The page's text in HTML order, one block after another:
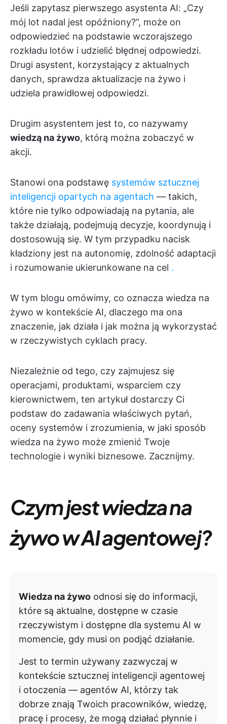
Jeśli zapytasz pierwszego asystenta AI: „Czy
mój lot nadal jest opóźniony?”, może on
odpowiedzieć na podstawie wczorajszego
rozkładu lotów i udzielić błędnej odpowiedzi.
Drugi asystent, korzystający z aktualnych
danych, sprawdza aktualizacje na żywo i
udziela prawidłowej odpowiedzi.
Drugim asystentem jest to, co nazywamy
wiedzą na żywo, którą można zobaczyć w
akcji.
Stanowi ona podstawę systemów sztucznej
inteligencji opartych na agentach — takich,
które nie tylko odpowiadają na pytania, ale
także działają, podejmują decyzje, koordynują i
dostosowują się. W tym przypadku nacisk
kładziony jest na autonomię, zdolność adaptacji
i rozumowanie ukierunkowane na cel .
W tym blogu omówimy, co oznacza wiedza na
żywo w kontekście AI, dlaczego ma ona
znaczenie, jak działa i jak można ją wykorzystać
w rzeczywistych cyklach pracy.
Niezależnie od tego, czy zajmujesz się
operacjami, produktami, wsparciem czy
kierownictwem, ten artykuł dostarczy Ci
podstaw do zadawania właściwych pytań,
oceny systemów i zrozumienia, w jaki sposób
wiedza na żywo może zmienić Twoje
technologie i wyniki biznesowe. Zacznijmy.
Czym jest wiedza na
żywo w AI agentowej?
Wiedza na żywo odnosi się do informacji,
które są aktualne, dostępne w czasie
rzeczywistym i dostępne dla systemu AI w
momencie, gdy musi on podjąć działanie.
Jest to termin używany zazwyczaj w
kontekście sztucznej inteligencji agentowej
i otoczenia — agentów AI, którzy tak
dobrze znają Twoich pracowników, wiedzę,
pracę i procesy, że mogą działać płynnie i